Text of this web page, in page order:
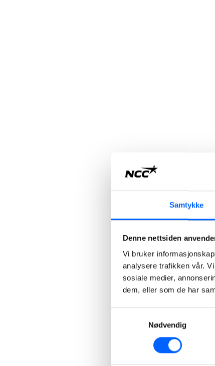
Samtykke
Denne nettsiden
Vi bruker
analysere trafikken vår.
sosiale medier,
dem, eller som de har
Nødvendig